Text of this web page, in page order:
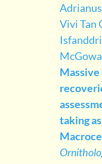
Vivi Tan
Massive
taking